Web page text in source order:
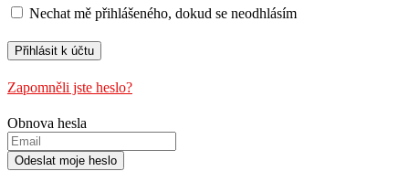
Nechat mě přihlášeného, ​​dokud se neodhlásím
Zapomněli jste heslo?
Obnova hesla